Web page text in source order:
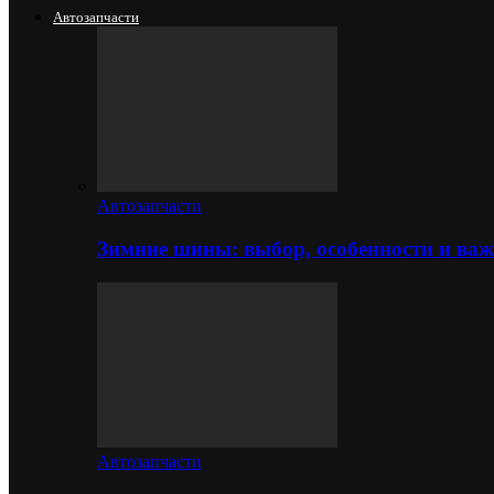
Автозапчасти
Автозапчасти
Зимние шины: выбор, особенности и
Автозапчасти